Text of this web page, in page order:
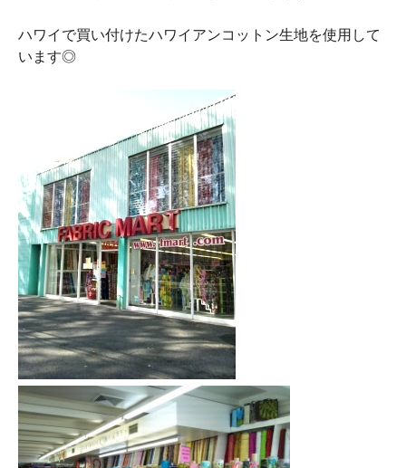
ハワイで買い付けたハワイアンコットン生地を使用して
います◎